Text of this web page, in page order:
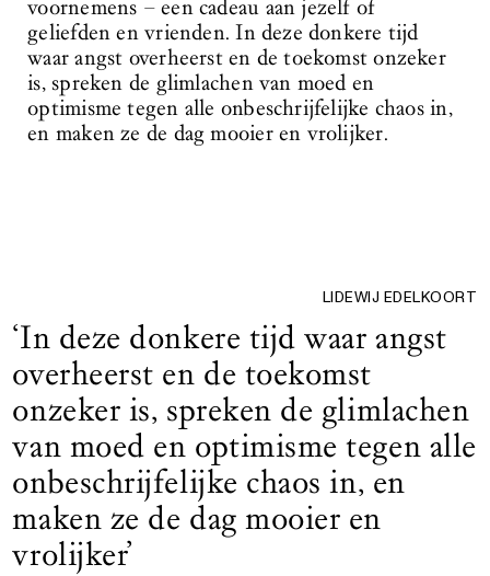
voornemens –een cadeau aan jezelf of
geliefden en vrienden. In deze donkere tijd
waar angst overheerst en de toekomst onzeker
is, spreken de glimlachen van moed en
optimisme tegen alle onbeschrijfelijke chaos in,
en maken ze de dag mooier en vrolijker.
LIDEWIJ EDELKOORT
‘In deze donkere tijd waar angst
overheerst en de toekomst
onzeker is, spreken de glimlachen
van moed en optimisme tegen alle
onbeschrijfelijke chaos in, en
maken ze de dag mooier en
vrolijker’